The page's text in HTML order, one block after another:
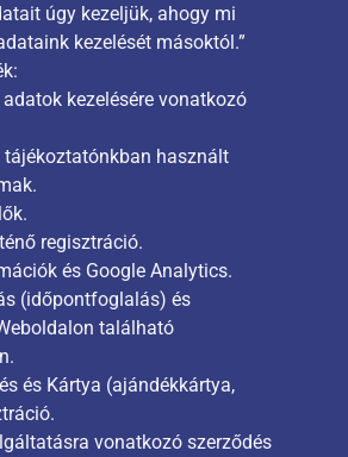
úgy kezeljük, ahogy mi
kezelését másoktól.”
kezelésére vonatkozó
tájékoztatónkban használt
regisztráció.
és Google Analytics.
(időpontfoglalás) és
található
és Kártya (ajándékkártya,
vonatkozó szerződés